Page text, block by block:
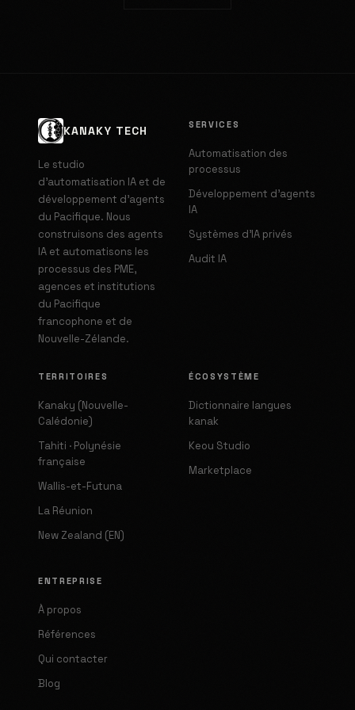
KANAKY TECH
Le studio
d'automatisation IA et de
développement d'agents
du Pacifique. Nous
construisons des agents
IA et automatisons les
processus des PME,
agences et institutions
du Pacifique
francophone et de
Nouvelle-Zélande.
SERVICES
Automatisation des
processus
Développement d'agents
IA
Systèmes d'IA privés
Audit IA
TERRITOIRES
Kanaky (Nouvelle-
Calédonie)
Tahiti · Polynésie
française
Wallis-et-Futuna
La Réunion
New Zealand (EN)
ÉCOSYSTÈME
Dictionnaire langues
kanak
Keou Studio
Marketplace
ENTREPRISE
À propos
Références
Qui contacter
Blog